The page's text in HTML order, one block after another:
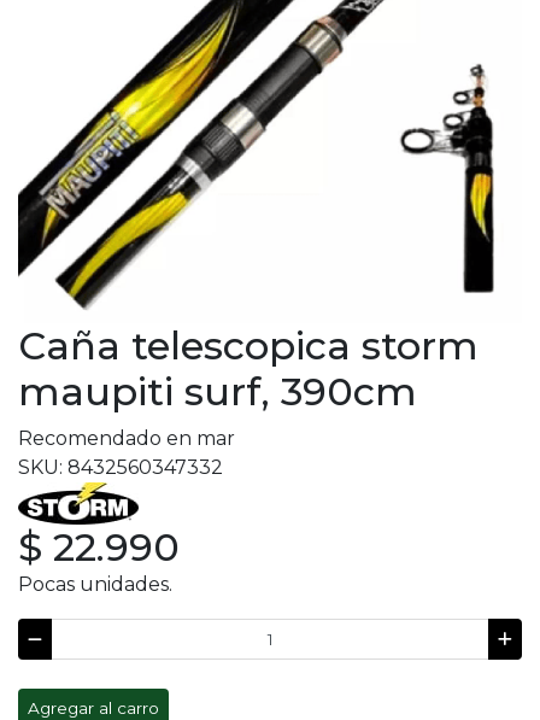
Caña telescopica storm
maupiti surf, 390cm
Recomendado en mar
SKU: 8432560347332
$ 22.990
Pocas unidades.
Agregar al carro